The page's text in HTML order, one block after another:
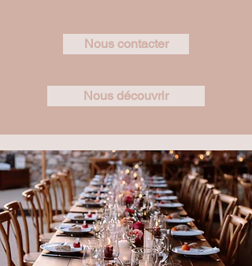
Nous contacter
Nous découvrir